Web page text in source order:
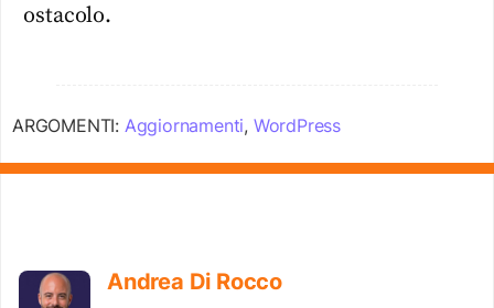
ostacolo.
ARGOMENTI: Aggiornamenti, WordPress
Andrea Di Rocco